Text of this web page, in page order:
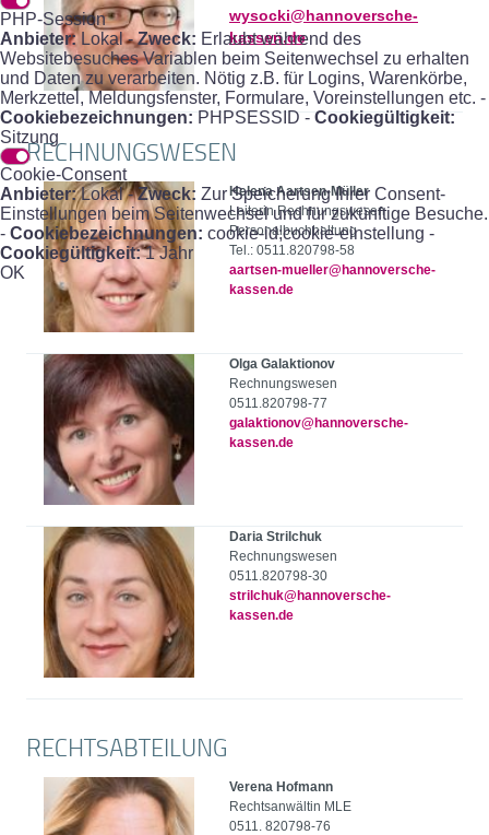
PHP-Session
Anbieter:Lokal -Zweck: Erlaubt während des
Websitebesuches Variablen beim Seitenwechsel zu erhalten
und Daten zu verarbeiten. Nötig z.B. für Logins, Warenkörbe,
Merkzettel, Meldungsfenster, Formulare, Voreinstellungen etc. -
Cookiebezeichnungen: PHPSESSID - Cookiegültigkeit:
Sitzung
Cookie-Consent
Anbieter:Lokal -Zweck: Zur Speicherung Ihrer Consent-
Einstellungen beim Seitenwechsel und für zukünftige Besuche.
- Cookiebezeichnungen: cookie-id;cookie-einstellung -
Cookiegültigkeit:1 Jahr
OK
wysocki@hannoversche-
kassen.de
RECHNUNGSWESEN
Helena Aartsen-Müller
Leiterin Rechnungswesen
Personalbuchhaltung
Tel.: 0511.820798-58
aartsen-mueller@hannoversche-
kassen.de
Olga Galaktionov
Rechnungswesen
0511.820798-77
galaktionov@hannoversche-
kassen.de
Daria Strilchuk
Rechnungswesen
0511.820798-30
strilchuk@hannoversche-
kassen.de
RECHTSABTEILUNG
Verena Hofmann
Rechtsanwältin MLE
0511. 820798-76